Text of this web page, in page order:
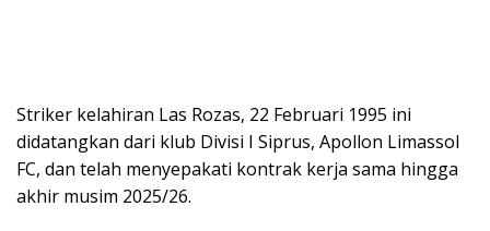
Striker kelahiran Las Rozas, 22 Februari 1995 ini
didatangkan dari klub Divisi I Siprus, Apollon Limassol
FC, dan telah menyepakati kontrak kerja sama hingga
akhir musim 2025/26.